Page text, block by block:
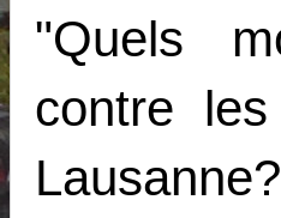
"Quels
contre